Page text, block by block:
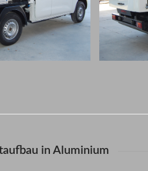
in Aluminium